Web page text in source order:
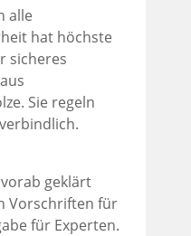
alle
hat höchste
sicheres
Sie regeln
geklärt
Vorschriften für
für Experten.